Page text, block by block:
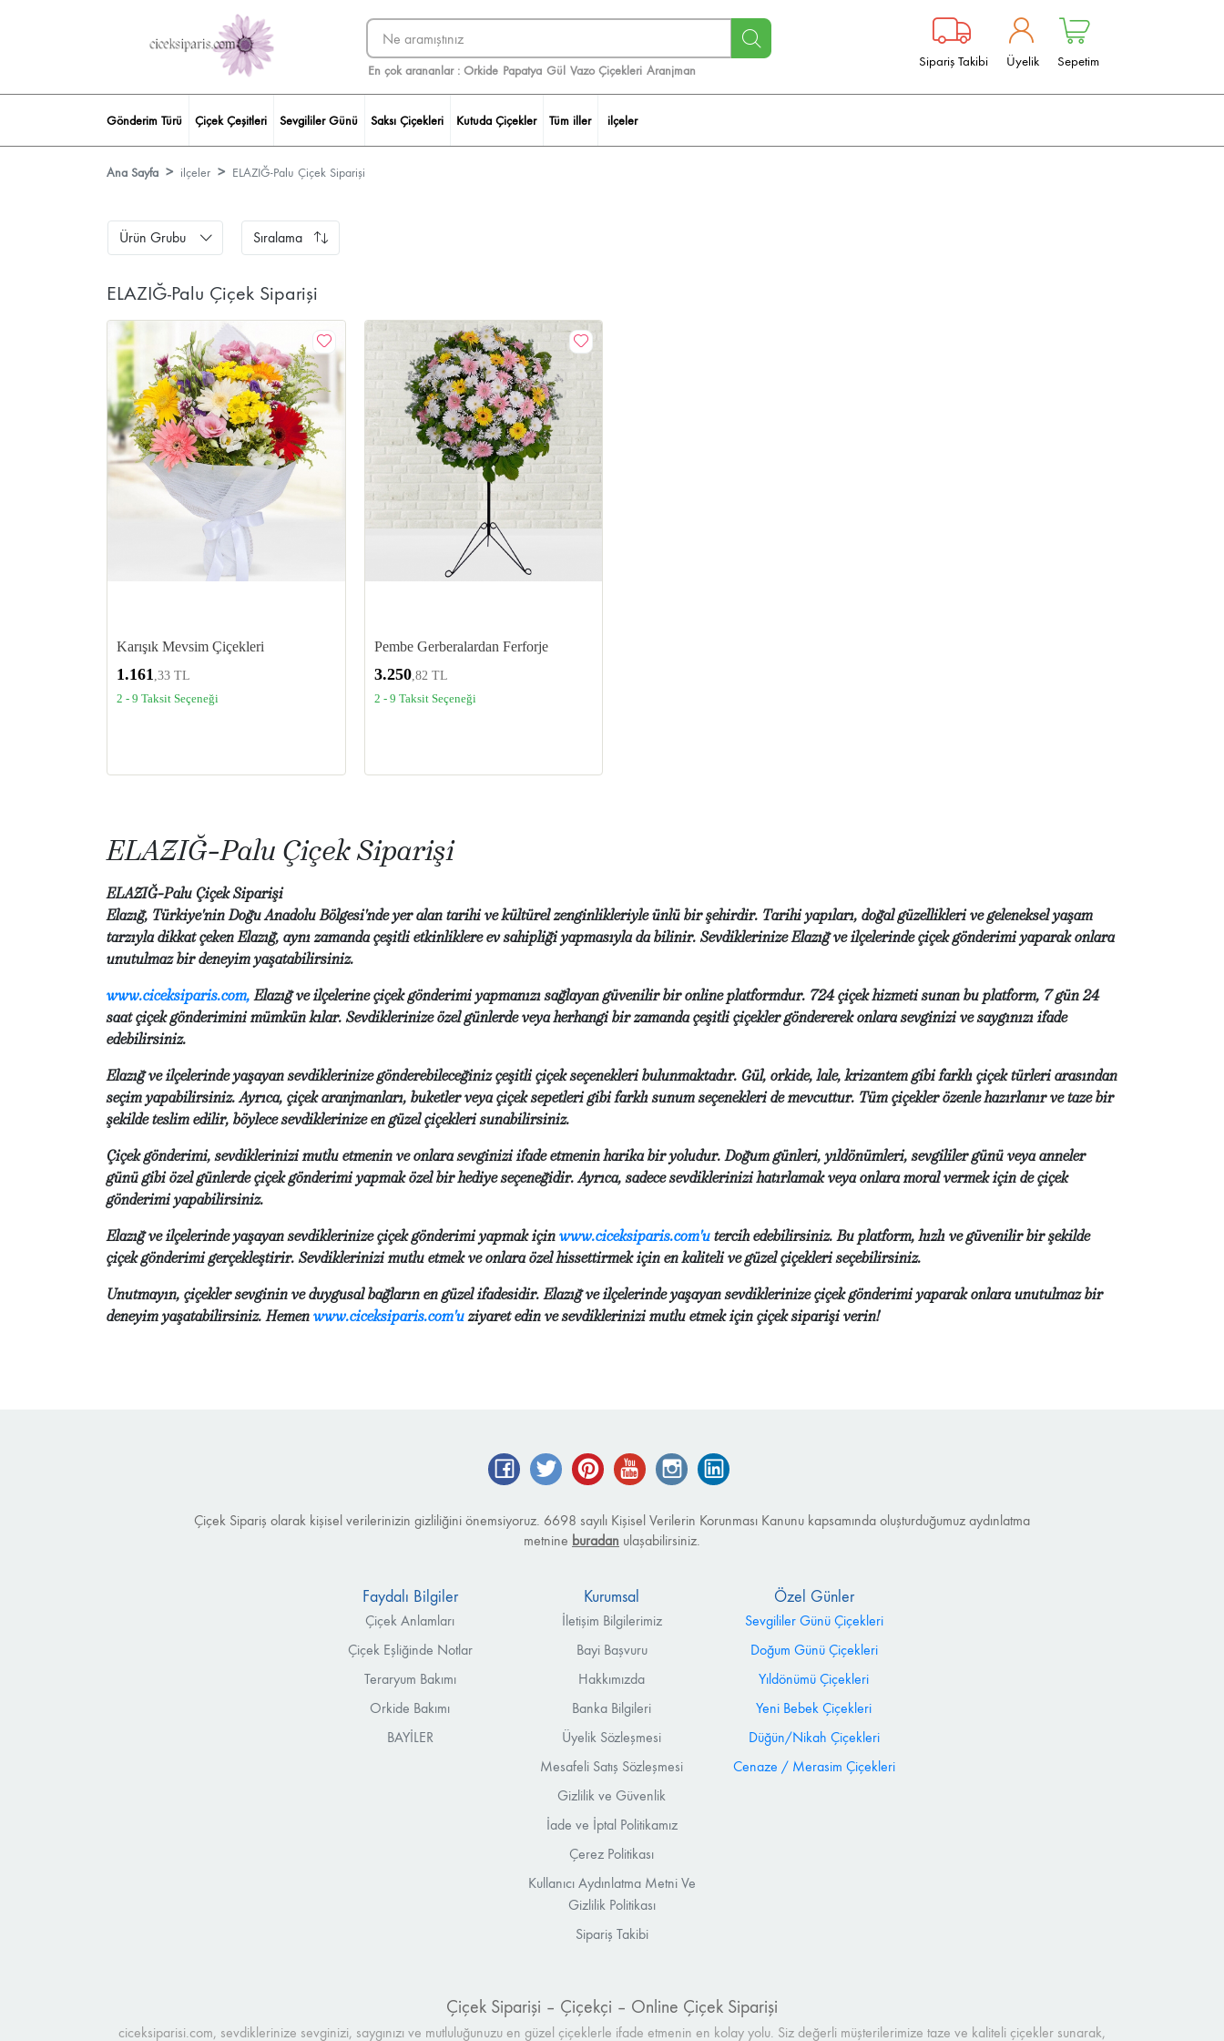
En çok arananlar : Orkide Papatya Gül Vazo Çiçekleri Aranjman
Sipariş Takibi Üyelik Sepetim
Gönderim Türü Çiçek Çeşitleri Sevgililer Günü Saksı Çiçekleri Kutuda Çiçekler Tüm iller ilçeler
Ana Sayfa ilçeler ELAZIĞ-Palu Çiçek Siparişi
Ürün Grubu Sıralama
ELAZIĞ-Palu Çiçek Siparişi
Karışık Mevsim Çiçekleri
1.161,33 TL
2 - 9 Taksit Seçeneği
Pembe Gerberalardan Ferforje
3.250,82 TL
2 - 9 Taksit Seçeneği
ELAZIĞ-Palu Çiçek Siparişi
ELAZIĞ-Palu Çiçek Siparişi
Elazığ, Türkiye'nin Doğu Anadolu Bölgesi'nde yer alan tarihi ve kültürel zenginlikleriyle ünlü bir şehirdir. Tarihi yapıları, doğal güzellikleri ve geleneksel yaşam
tarzıyla dikkat çeken Elazığ, aynı zamanda çeşitli etkinliklere ev sahipliği yapmasıyla da bilinir. Sevdiklerinize Elazığ ve ilçelerinde çiçek gönderimi yaparak onlara
unutulmaz bir deneyim yaşatabilirsiniz.
www.ciceksiparis.com, Elazığ ve ilçelerine çiçek gönderimi yapmanızı sağlayan güvenilir bir online platformdur. 724 çiçek hizmeti sunan bu platform, 7 gün 24
saat çiçek gönderimini mümkün kılar. Sevdiklerinize özel günlerde veya herhangi bir zamanda çeşitli çiçekler göndererek onlara sevginizi ve saygınızı ifade
edebilirsiniz.
Elazığ ve ilçelerinde yaşayan sevdiklerinize gönderebileceğiniz çeşitli çiçek seçenekleri bulunmaktadır. Gül, orkide, lale, krizantem gibi farklı çiçek türleri arasından
seçim yapabilirsiniz. Ayrıca, çiçek aranjmanları, buketler veya çiçek sepetleri gibi farklı sunum seçenekleri de mevcuttur. Tüm çiçekler özenle hazırlanır ve taze bir
şekilde teslim edilir, böylece sevdiklerinize en güzel çiçekleri sunabilirsiniz.
Çiçek gönderimi, sevdiklerinizi mutlu etmenin ve onlara sevginizi ifade etmenin harika bir yoludur. Doğum günleri, yıldönümleri, sevgililer günü veya anneler
günü gibi özel günlerde çiçek gönderimi yapmak özel bir hediye seçeneğidir. Ayrıca, sadece sevdiklerinizi hatırlamak veya onlara moral vermek için de çiçek
gönderimi yapabilirsiniz.
Elazığ ve ilçelerinde yaşayan sevdiklerinize çiçek gönderimi yapmak için www.ciceksiparis.com'u tercih edebilirsiniz. Bu platform, hızlı ve güvenilir bir şekilde
çiçek gönderimi gerçekleştirir. Sevdiklerinizi mutlu etmek ve onlara özel hissettirmek için en kaliteli ve güzel çiçekleri seçebilirsiniz.
Unutmayın, çiçekler sevginin ve duygusal bağların en güzel ifadesidir. Elazığ ve ilçelerinde yaşayan sevdiklerinize çiçek gönderimi yaparak onlara unutulmaz bir
deneyim yaşatabilirsiniz. Hemen www.ciceksiparis.com'u ziyaret edin ve sevdiklerinizi mutlu etmek için çiçek siparişi verin!
FacebookTwitter Pinterest YouTube Instagram
Çiçek Sipariş olarak kişisel verilerinizin gizliliğini önemsiyoruz. 6698 sayılı Kişisel Verilerin Korunması Kanunu kapsamında oluşturduğumuz aydınlatma
metnine buradan ulaşabilirsiniz.
Faydalı Bilgiler
Çiçek Anlamları
Çiçek Eşliğinde Notlar
Teraryum Bakımı
Orkide Bakımı
BAYİLER
Kurumsal
İletişim Bilgilerimiz
Bayi Başvuru
Hakkımızda
Banka Bilgileri
Üyelik Sözleşmesi
Mesafeli Satış Sözleşmesi
Gizlilik ve Güvenlik
İade ve İptal Politikamız
Çerez Politikası
Kullanıcı Aydınlatma Metni Ve
Gizlilik Politikası
Sipariş Takibi
Özel Günler
Sevgililer Günü Çiçekleri
Doğum Günü Çiçekleri
Yıldönümü Çiçekleri
Yeni Bebek Çiçekleri
Düğün/Nikah Çiçekleri
Cenaze / Merasim Çiçekleri
Çiçek Siparişi – Çiçekçi – Online Çiçek Siparişi
ciceksiparisi.com, sevdiklerinize sevginizi, saygınızı ve mutluluğunuzu en güzel çiçeklerle ifade etmenin en kolay yolu. Siz değerli müşterilerimize taze ve kaliteli çiçekler sunarak,